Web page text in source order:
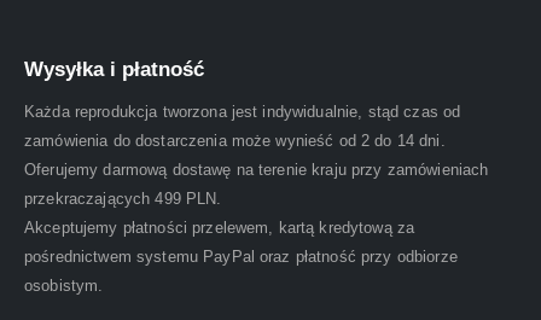
Wysyłka i płatność
Każda reprodukcja tworzona jest indywidualnie, stąd czas od
zamówienia do dostarczenia może wynieść od 2 do 14 dni.
Oferujemy darmową dostawę na terenie kraju przy zamówieniach
przekraczających 499 PLN.
Akceptujemy płatności przelewem, kartą kredytową za
pośrednictwem systemu PayPal oraz płatność przy odbiorze
osobistym.